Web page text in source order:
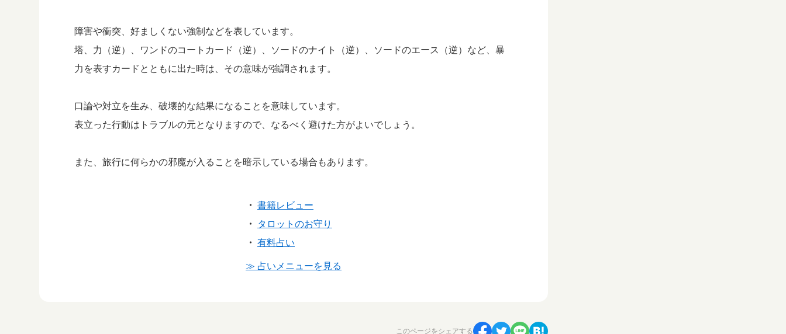
障害や衝突、好ましくない強制などを表しています。
塔、力（逆）、ワンドのコートカード（逆）、ソードのナイト（逆）、ソードのエース（逆）など、暴
力を表すカードとともに出た時は、その意味が強調されます。
口論や対立を生み、破壊的な結果になることを意味しています。
表立った行動はトラブルの元となりますので、なるべく避けた方がよいでしょう。
また、旅行に何らかの邪魔が入ることを暗示している場合もあります。
・ 書籍レビュー
・
タロットのお守り
・ 有料占い
≫ 占いメニューを見る
このページをシェアする